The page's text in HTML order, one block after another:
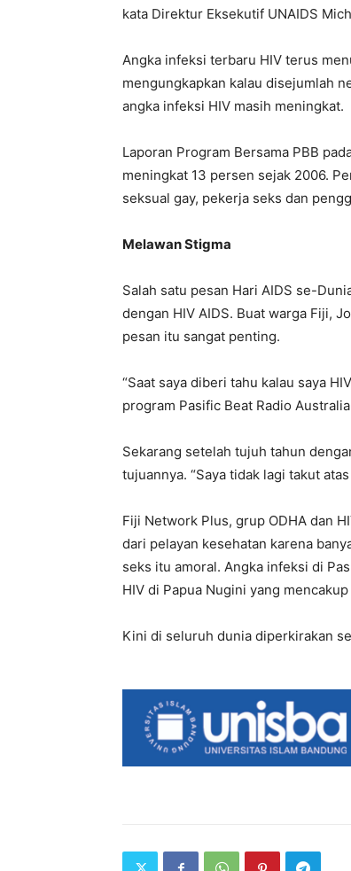
kata Direktur Eksekutif UNAIDS
Angka infeksi terbaru HIV terus
mengungkapkan kalau disejumlah
angka infeksi HIV masih meningkat.
Laporan Program Bersama PBB
meningkat 13 persen sejak 2006.
seksual gay, pekerja seks dan
Melawan Stigma
Salah satu pesan Hari AIDS se-
dengan HIV AIDS. Buat warga Fiji,
pesan itu sangat penting.
“Saat saya diberi tahu kalau saya
program Pasific Beat Radio
Sekarang setelah tujuh tahun
tujuannya. “Saya tidak lagi takut
Fiji Network Plus, grup ODHA dan
dari pelayan kesehatan karena
seks itu amoral. Angka infeksi di
HIV di Papua Nugini yang
Kini di seluruh dunia diperkirakan